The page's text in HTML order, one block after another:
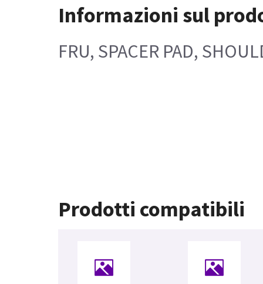
Informazioni sul
FRU, SPACER PAD,
Prodotti compatibili